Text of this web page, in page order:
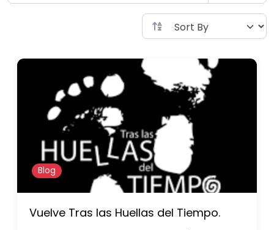
Blog
Vuelve Tras las Huellas del Tiempo.